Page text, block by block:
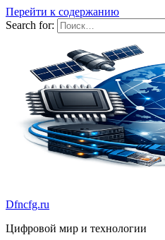
Перейти к содержанию
Search for:
Dfncfg.ru
Цифровой мир и технологии